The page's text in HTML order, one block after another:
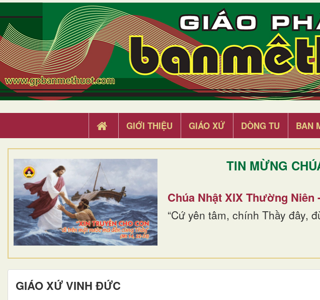
GIỚI THIỆU GIÁO XỨ DÒNG TU BAN
TIN MỪNG
Chúa Nhật XIX Thường Niên
“Cứ yên tâm, chính Thầy đây,
GIÁO XỨ VINH ĐỨC